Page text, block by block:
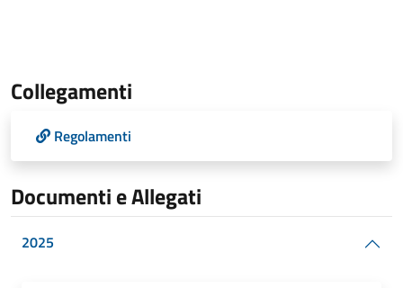
Collegamenti
Regolamenti
Documenti e Allegati
2025